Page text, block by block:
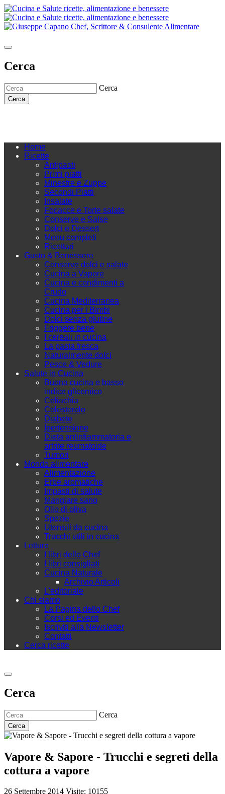
Cerca
Cerca
Cerca
Home
Ricette
Antipasti
Primi piatti
Minestre e Zuppe
Secondi Piatti
Insalate
Focacce e Torte salate
Conserve e Salse
Dolci e Dessert
Menu completi
Ricettari
Gusto & Benessere
Conserve dolci e salate
Cucina a Vapore
Cucina e condimenti a
Crudo
Cucina Mediterranea
Cucina per i Bimbi
Dolci senza glutine
Friggere bene
I cereali in cucina
La pasta fresca
Naturalmente dolci
Pesce & Vedure
Salute in Cucina
Buona cucina e basso
indice glicemico
Celiachia
Colesterolo
Diabete
Ipertensione
Dieta antinfiammatoria e
artrite reumatoide
Tumori
Mondo alimentare
Alimentazione
Erbe aromatiche
Impasti di salute
Mangiare sano
Olio di oliva
Spezie
Utensili da cucina
Trucchi utili in cucina
Letture
I libri dello Chef
I libri consigliati
Cucina Naturale
Archivio Articoli
L'editoriale
Chi siamo
La Pagina dello Chef
Corsi ed Eventi
Iscriviti alla Newsletter
Contatti
Cerca ricette
Cerca
Cerca
Cerca
Vapore & Sapore - Trucchi e segreti della
cottura a vapore
26 Settembre 2014 Visite: 10155